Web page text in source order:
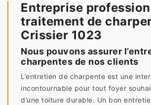
Entreprise
traitement de
Crissier 1023
Nous pouvons assurer
charpentes de nos clients
L’entretien de charpente est une
incontournable pour tout foyer
d’une toiture durable. Un bon